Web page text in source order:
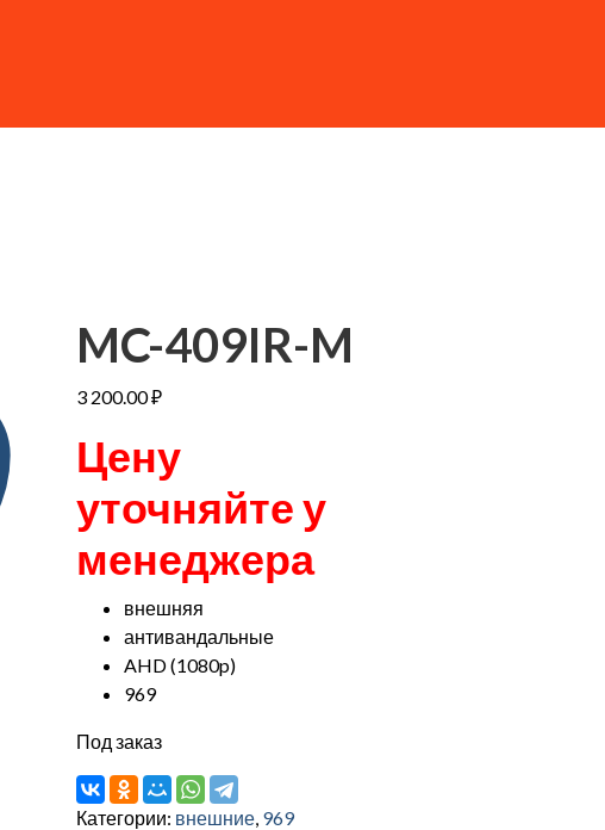
MC-409IR-M
3 200.00₽
Цену
уточняйте у
менеджера
внешняя
антивандальные
AHD (1080p)
969
Под заказ
Категории: внешние, 969